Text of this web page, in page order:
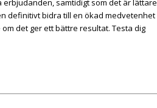
samtidigt som det är lättare
definitivt bidra till en ökad medvetenhet
det ger ett bättre resultat. Testa dig